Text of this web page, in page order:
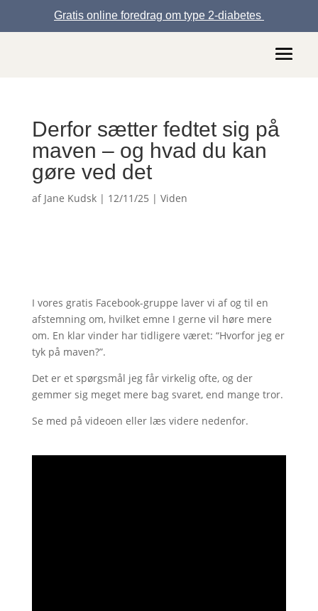
Gratis online foredrag om type 2-diabetes
Derfor sætter fedtet sig på
maven – og hvad du kan
gøre ved det
af Jane Kudsk| 12/11/25 | Viden
I vores gratis Facebook-gruppe laver vi af og til en
afstemning om, hvilket emne I gerne vil høre mere
om. En klar vinder har tidligere været: “Hvorfor jeg er
tyk på maven?”.
Det er et spørgsmål jeg får virkelig ofte, og der
gemmer sig meget mere bag svaret, end mange tror.
Se med på videoen eller læs videre nedenfor.